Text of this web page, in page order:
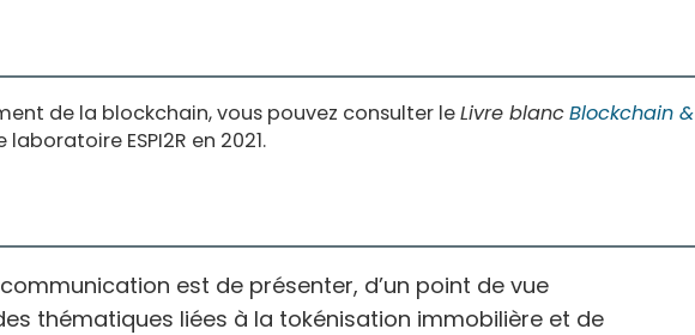
de la blockchain, vous pouvez consulter leLivre blancBlockchain &
ESPI2R en 2021.
est de présenter, d’un point de vue
thématiques liées à la tokénisation immobilière et de